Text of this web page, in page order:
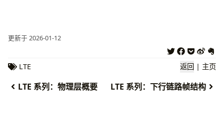
更新于 2026-01-12
LTE 返回 | 主页
LTE 系列：物理层概要 LTE 系列：下行链路帧结构